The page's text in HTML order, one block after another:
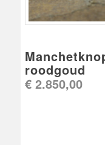
roodgoud
€ 2.850,00